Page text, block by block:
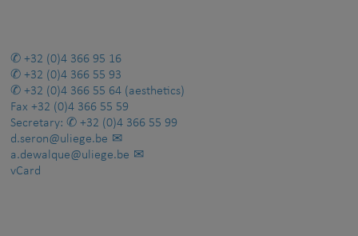
+32 (0)4 366 95 16
+32 (0)4 366 55 93
+32 (0)4 366 55 64 (aesthetics)
Fax +32 (0)4 366 55 59
Secretary:
+32 (0)4 366 55 99
d.seron@uliege.be
a.dewalque@uliege.be
vCard